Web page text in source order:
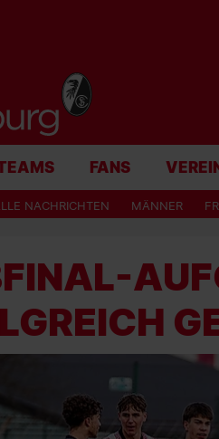
FANS VEREIN
NACHRICHTEN MÄNNER